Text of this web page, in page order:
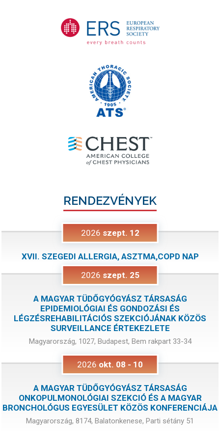
RENDEZVÉNYEK
2026 szept. 12
XVII. SZEGEDI ALLERGIA, ASZTMA,COPD NAP
2026 szept. 25
A MAGYAR TÜDŐGYÓGYÁSZ TÁRSASÁG
EPIDEMIOLÓGIAI ÉS GONDOZÁSI ÉS
LÉGZÉSREHABILITÁCIÓS SZEKCIÓJÁNAK KÖZÖS
SURVEILLANCE ÉRTEKEZLETE
Magyarország, 1027, Budapest, Bem rakpart 33-34
2026 okt. 08 - 10
A MAGYAR TÜDŐGYÓGYÁSZ TÁRSASÁG
ONKOPULMONOLÓGIAI SZEKCIÓ ÉS A MAGYAR
BRONCHOLÓGUS EGYESÜLET KÖZÖS KONFERENCIÁJA
Magyarország, 8174, Balatonkenese, Parti sétány 51